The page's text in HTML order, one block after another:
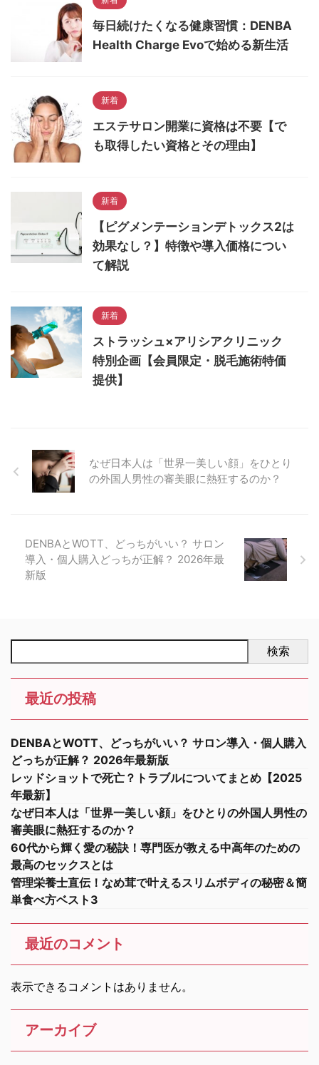
毎日続けたくなる健康習慣：DENBA
Health Charge Evoで始める新生活
新着
エステサロン開業に資格は不要【で
も取得したい資格とその理由】
新着
【ピグメンテーションデトックス2は
効果なし？】特徴や導入価格につい
て解説
新着
ストラッシュ×アリシアクリニック
特別企画【会員限定・脱毛施術特価
提供】
なぜ日本人は「世界一美しい顔」をひとり
の外国人男性の審美眼に熱狂するのか？
DENBAとWOTT、どっちがいい？ サロン
導入・個人購入どっちが正解？ 2026年最
新版
検索
最近の投稿
DENBAとWOTT、どっちがいい？ サロン導入・個人購入
どっちが正解？ 2026年最新版
レッドショットで死亡？トラブルについてまとめ【2025
年最新】
なぜ日本人は「世界一美しい顔」をひとりの外国人男性の
審美眼に熱狂するのか？
60代から輝く愛の秘訣！専門医が教える中高年のための
最高のセックスとは
管理栄養士直伝！なめ茸で叶えるスリムボディの秘密＆簡
単食べ方ベスト3
最近のコメント
表示できるコメントはありません。
アーカイブ